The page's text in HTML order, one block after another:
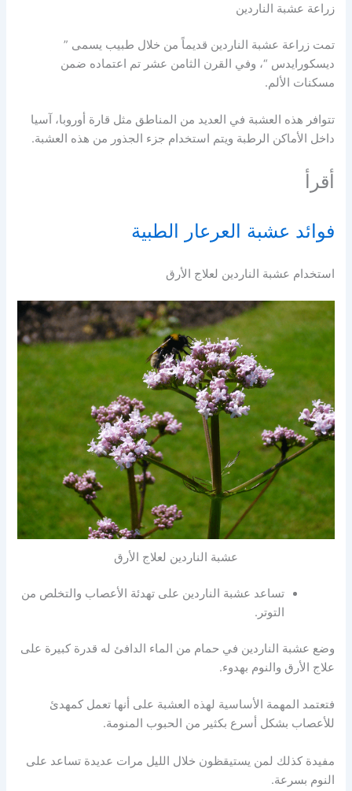
زراعة عشبة الناردين
تمت زراعة عشبة الناردين قديماً من خلال طبيب يسمى ”
ديسكورايدس “، وفي القرن الثامن عشر تم اعتماده ضمن
مسكنات الألم.
تتوافر هذه العشبة في العديد من المناطق مثل قارة أوروبا، آسيا
داخل الأماكن الرطبة ويتم استخدام جزء الجذور من هذه العشبة.
أقرأ
فوائد عشبة العرعار الطبية
استخدام عشبة الناردين لعلاج الأرق
عشبة الناردين لعلاج الأرق
تساعد عشبة الناردين على تهدئة الأعصاب والتخلص من
التوتر.
وضع عشبة الناردين في حمام من الماء الدافئ له قدرة كبيرة على
علاج الأرق والنوم بهدوء.
فتعتمد المهمة الأساسية لهذه العشبة على أنها تعمل كمهدئ
للأعصاب بشكل أسرع بكثير من الحبوب المنومة.
مفيدة كذلك لمن يستيقظون خلال الليل مرات عديدة تساعد على
النوم بسرعة.